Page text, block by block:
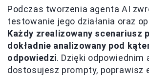
Podczas tworzenia agenta AI
testowanie jego działania oraz
Każdy zrealizowany scenariusz
dokładnie analizowany pod
odpowiedzi. Dzięki odpowiednim
dostosujesz prompty, poprawisz